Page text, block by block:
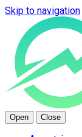
Skip to navigation
Open Close